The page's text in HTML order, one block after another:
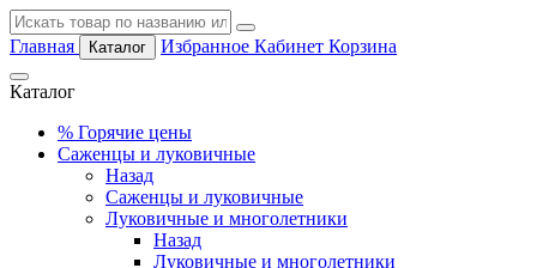
Главная Каталог Избранное Кабинет Корзина
Каталог
% Горячие цены
Саженцы и луковичные
Назад
Саженцы и луковичные
Луковичные и многолетники
Назад
Луковичные и многолетники